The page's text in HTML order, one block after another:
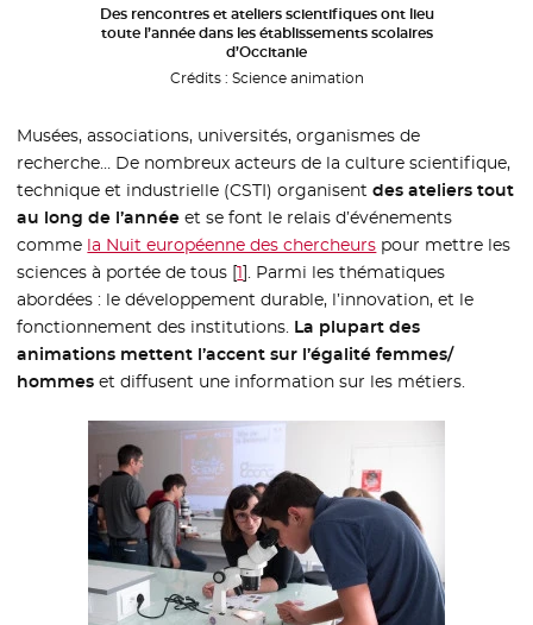
Des rencontres et ateliers scientifiques ont lieu
toute l’année dans les établissements scolaires
d’Occitanie
Crédits : Science animation
Musées, associations, universités, organismes de
recherche… De nombreux acteurs de la culture scientifique,
technique et industrielle (CSTI) organisentdes ateliers tout
au long de l’année et se font le relais d’événements
comme la Nuit européenne des chercheurs - Nouvelle fenêtre
pour mettre les
sciences à portée de tous [1] . Parmi les thématiques
abordées : le développement durable, l’innovation, et le
fonctionnement des institutions. La plupart des
animations mettent l’accent sur l’égalité femmes/
hommes et diffusent une information sur les métiers.